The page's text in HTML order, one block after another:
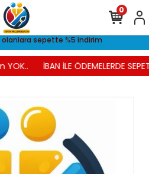
olanlara sepette %5 indirim
İBAN İLE ÖDEMELERDE
0